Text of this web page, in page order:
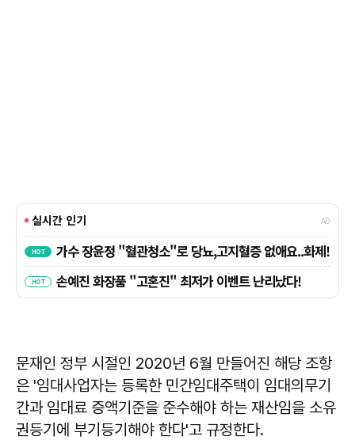
문재인 정부 시절인 2020년 6월 만들어진 해당 조항
은 '임대사업자는 등록한 민간임대주택이 임대의무기
간과 임대료 증액기준을 준수해야 하는 재산임을 소유
권등기에 부기등기해야 한다'고 규정한다.